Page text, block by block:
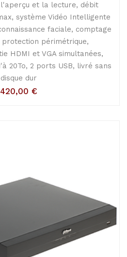
et la lecture, débit
système Vidéo Intelligente
faciale, comptage
protection périmétrique,
HDMI et VGA simultanées,
20To, 2 ports USB, livré sans
disque dur
420,00 €